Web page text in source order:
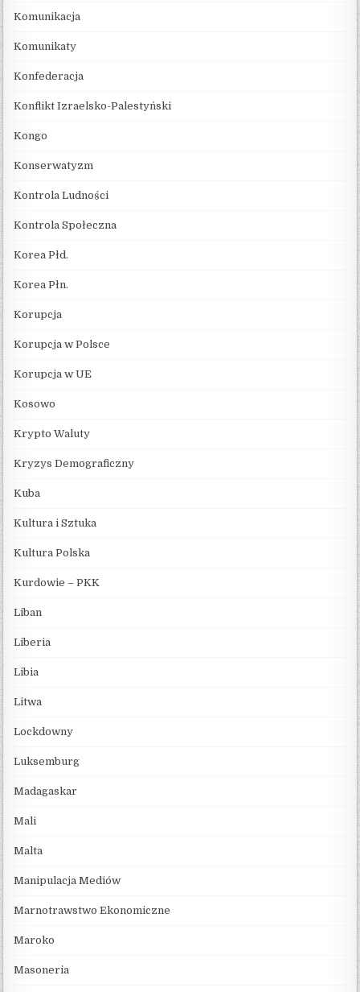
Komunikacja
Komunikaty
Konfederacja
Konflikt Izraelsko-Palestyński
Kongo
Konserwatyzm
Kontrola Ludności
Kontrola Społeczna
Korea Płd.
Korea Płn.
Korupcja
Korupcja w Polsce
Korupcja w UE
Kosowo
Krypto Waluty
Kryzys Demograficzny
Kuba
Kultura i Sztuka
Kultura Polska
Kurdowie – PKK
Liban
Liberia
Libia
Litwa
Lockdowny
Luksemburg
Madagaskar
Mali
Malta
Manipulacja Mediów
Marnotrawstwo Ekonomiczne
Maroko
Masoneria